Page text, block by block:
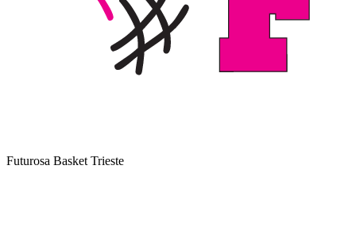
Futurosa Basket Trieste